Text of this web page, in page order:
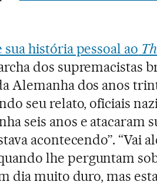
história pessoal ao
dos supremacistas
Alemanha dos anos
seu relato, oficiais
seis anos e atacaram
acontecendo”. “Vai
lhe perguntam
dia muito duro, mas